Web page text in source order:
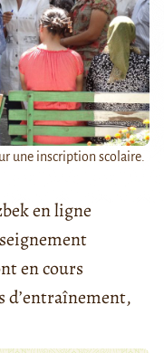
une inscription scolaire.
en ligne
en cours
d’entraînement,